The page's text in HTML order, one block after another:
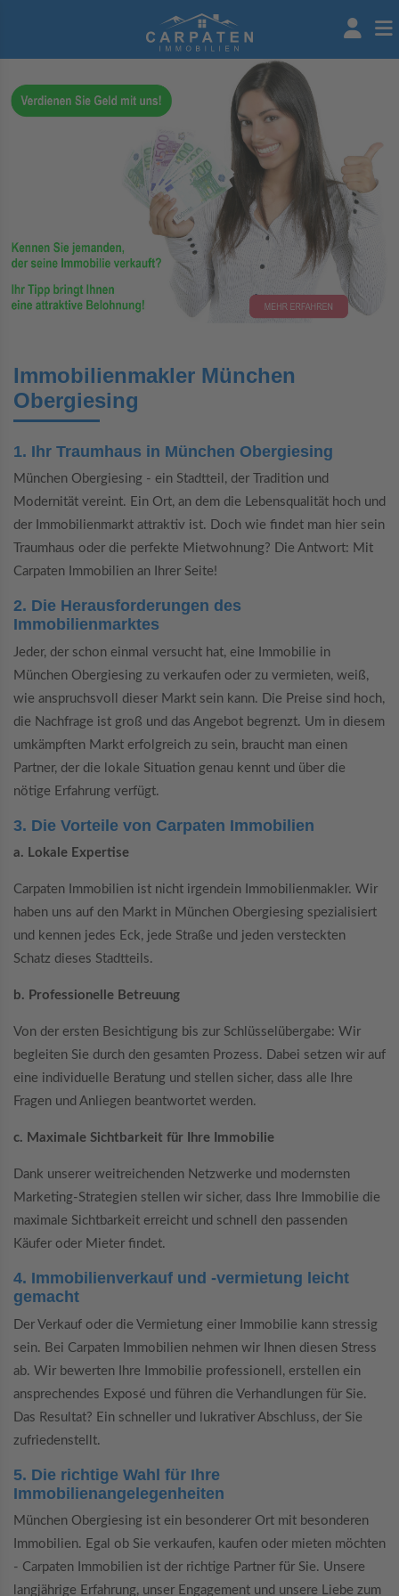
Immobilienmakler München
Obergiesing
1. Ihr Traumhaus in München Obergiesing
München Obergiesing - ein Stadtteil, der Tradition und
Modernität vereint. Ein Ort, an dem die Lebensqualität hoch und
der Immobilienmarkt attraktiv ist. Doch wie findet man hier sein
Traumhaus oder die perfekte Mietwohnung? Die Antwort: Mit
Carpaten Immobilien an Ihrer Seite!
2. Die Herausforderungen des
Immobilienmarktes
Jeder, der schon einmal versucht hat, eine Immobilie in
München Obergiesing zu verkaufen oder zu vermieten, weiß,
wie anspruchsvoll dieser Markt sein kann. Die Preise sind hoch,
die Nachfrage ist groß und das Angebot begrenzt. Um in diesem
umkämpften Markt erfolgreich zu sein, braucht man einen
Partner, der die lokale Situation genau kennt und über die
nötige Erfahrung verfügt.
3. Die Vorteile von Carpaten Immobilien
a. Lokale Expertise
Carpaten Immobilien ist nicht irgendein Immobilienmakler. Wir
haben uns auf den Markt in München Obergiesing spezialisiert
und kennen jedes Eck, jede Straße und jeden versteckten
Schatz dieses Stadtteils.
b. Professionelle Betreuung
Von der ersten Besichtigung bis zur Schlüsselübergabe: Wir
begleiten Sie durch den gesamten Prozess. Dabei setzen wir auf
eine individuelle Beratung und stellen sicher, dass alle Ihre
Fragen und Anliegen beantwortet werden.
c. Maximale Sichtbarkeit für Ihre Immobilie
Dank unserer weitreichenden Netzwerke und modernsten
Marketing-Strategien stellen wir sicher, dass Ihre Immobilie die
maximale Sichtbarkeit erreicht und schnell den passenden
Käufer oder Mieter findet.
4. Immobilienverkauf und -vermietung leicht
gemacht
Der Verkauf oder die Vermietung einer Immobilie kann stressig
sein. Bei Carpaten Immobilien nehmen wir Ihnen diesen Stress
ab. Wir bewerten Ihre Immobilie professionell, erstellen ein
ansprechendes Exposé und führen die Verhandlungen für Sie.
Das Resultat? Ein schneller und lukrativer Abschluss, der Sie
zufriedenstellt.
5. Die richtige Wahl für Ihre
Immobilienangelegenheiten
München Obergiesing ist ein besonderer Ort mit besonderen
Immobilien. Egal ob Sie verkaufen, kaufen oder mieten möchten
- Carpaten Immobilien ist der richtige Partner für Sie. Unsere
langjährige Erfahrung, unser Engagement und unsere Liebe zum